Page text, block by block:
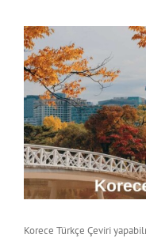
View
Larger
Image
Korece Türkçe Çeviri